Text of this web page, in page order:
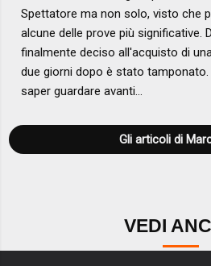
Spettatore ma non solo, visto che
alcune delle prove più significative.
finalmente deciso all'acquisto di
due giorni dopo è stato
saper guardare avanti...
Gli articoli di
VEDI